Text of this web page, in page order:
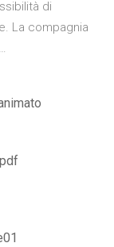
di
La compagnia